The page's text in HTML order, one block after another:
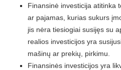
Finansinė investicija atitinka
ar pajamas, kurias sukurs
jis nėra tiesiogiai susijęs su
realios investicijos yra
mašinų ar prekių, pirkimu.
Finansinės investicijos yra